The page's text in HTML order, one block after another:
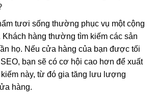
tươi sống thường phục vụ một cộng
hàng thường tìm kiếm các sản
họ. Nếu cửa hàng của bạn được tối
bạn sẽ có cơ hội cao hơn để xuất
kiếm này, từ đó gia tăng lưu lượng
hàng.